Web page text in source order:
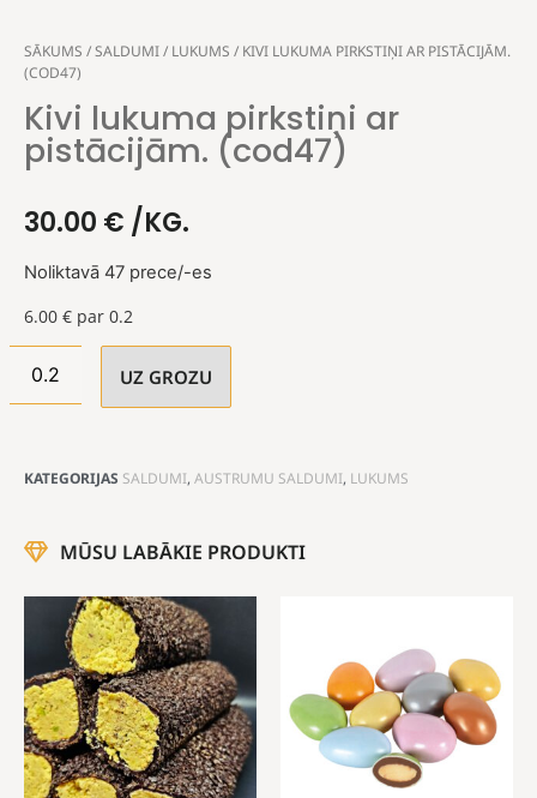
SĀKUMS /SALDUMI/ LUKUMS / KIVI LUKUMA PIRKSTIŅI AR PISTĀCIJĀM.
(COD47)
Kivi lukuma pirkstiņi ar
pistācijām. (cod47)
30.00 € /KG.
Noliktavā 47 prece/-es
6.00 € par 0.2
UZ GROZU
KATEGORIJAS SALDUMI, AUSTRUMU SALDUMI, LUKUMS
MŪSU LABĀKIE PRODUKTI